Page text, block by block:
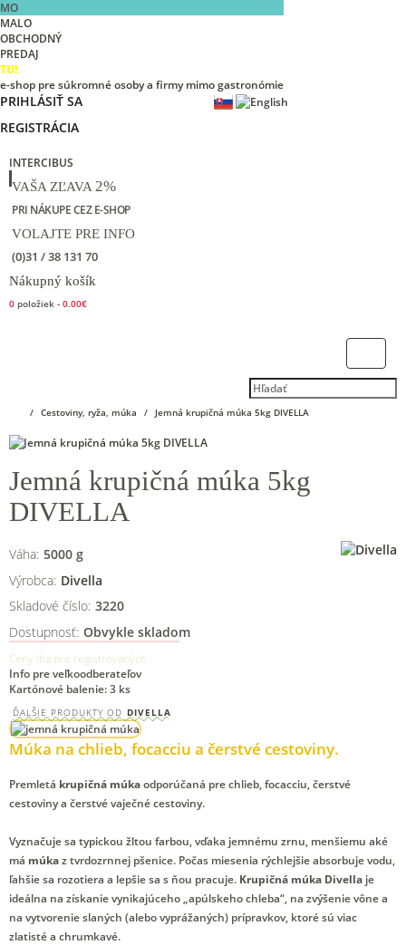
MO
MALO
OBCHODNÝ
PREDAJ
TU!
e-shop pre súkromné osoby a firmy mimo gastronómie
PRIHLÁSIŤ SA
REGISTRÁCIA
INTERCIBUS
VAŠA ZĽAVA 2%
PRI NÁKUPE CEZ E-SHOP
VOLAJTE PRE INFO
(0)31 / 38 131 70
Nákupný košík
0 položiek - 0.00€
Cestoviny, ryža, múka Jemná krupičná múka 5kg DIVELLA
Jemná krupičná múka 5kg
DIVELLA
Váha: 5000 g
Výrobca: Divella
Skladové číslo: 3220
Dostupnosť: Obvykle skladom
Ceny iba pre registrovaných
Info pre veľkoodberateľov
Kartónové balenie: 3 ks
ĎALŠIE PRODUKTY OD DIVELLA
Múka na chlieb, focacciu a čerstvé cestoviny.
Premletá krupičná múkaodporúčaná pre chlieb, focacciu, čerstvé
cestoviny a čerstvé vaječné cestoviny.
Vyznačuje sa typickou žltou farbou, vďaka jemnému zrnu, menšiemu aké
má múkaz tvrdozrnnej pšenice. Počas miesenia rýchlejšie absorbuje vodu,
ľahšie sa rozotiera a lepšie sa s ňou pracuje. Krupičná múka Divella je
ideálna na získanie vynikajúceho „apúlskeho chleba“, na zvýšenie vône a
na vytvorenie slaných (alebo vyprážaných) prípravkov, ktoré sú viac
zlatisté a chrumkavé.